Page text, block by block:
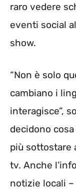
raro vedere
eventi social
show.
“Non è solo
cambiano i
interagisce”,
decidono
più sottostare
tv. Anche
notizie locali